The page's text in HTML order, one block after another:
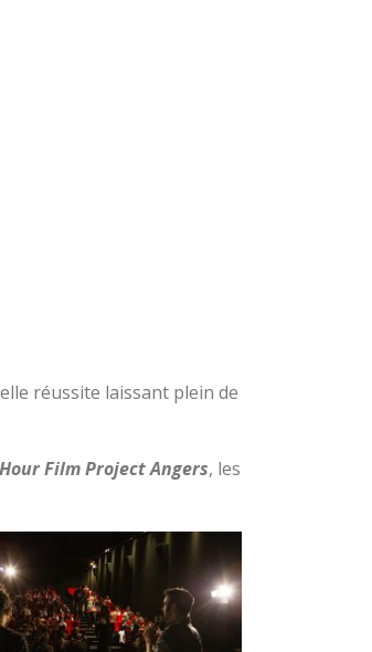
réussite laissant plein de
Film Project Angers, les